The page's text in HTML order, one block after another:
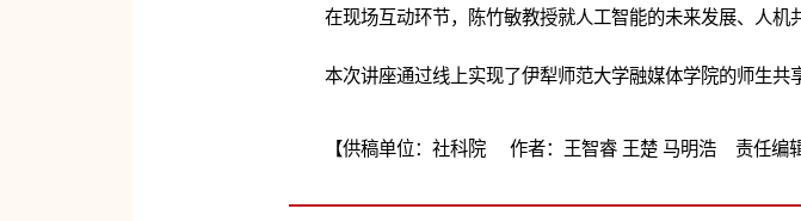
在现场互动环节，陈竹敏教授就人工智能的未来发展、人机
本次讲座通过线上实现了伊犁师范大学融媒体学院的师生共
【供稿单位：社科院 作者：王智睿 王楚 马明浩 责任编辑